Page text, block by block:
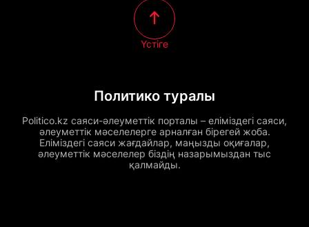
Политико туралы
Politico.kz саяси-әлеуметтік порталы – еліміздегі саяси,
әлеуметтік мәселелерге арналған бірегей жоба.
Еліміздегі саяси жағдайлар, маңызды оқиғалар,
әлеуметтік мәселелер біздің назарымыздан тыс
қалмайды.
Үстіге